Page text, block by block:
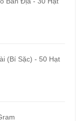
(Bí Sặc) - 50 Hạt